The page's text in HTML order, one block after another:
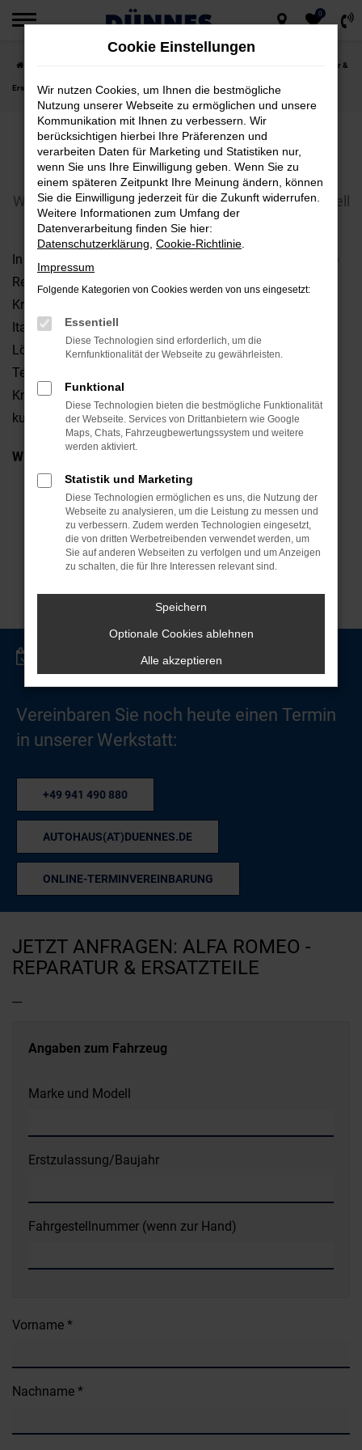
Zum
springen
0
Alfa Romeo - Reparatur &
Ersatzteile
ALFA ROMEO - REPARATUR &
ERSATZTEILE
Wir lassen Sie Schäden an Ihrem Alfa Romeo schnell
vergessen
In unserer modernen Werkstatt bieten wir für jede (Unfall-)
Reparatur kompetente Lösungen. Ob Verschleißteile,
Kratzer im Lack oder auch große Unfallschäden – wir bei
Italia Automobile Dünnes haben für alles die passende
Lösung. Unser Service für Karosserie, Innenraum und
Technik zeichnet sich durch geschulte Mechaniker mit
Know-how, Original Ersatzteile von hoher Markenqualität,
kurzfristige Termine und eine zügige Reparatur aus.
Wir bieten Ihnen:
geschulte Mechaniker mit Alfa Romeo Know-How
Ersatzteile in Markenqualität
gutes Preis-Leistungs-Verhältnis
kurzfristige Termine
Terminvereinbarung
Vereinbaren Sie noch heute einen Termin
in unserer Werkstatt:
+49 941 490 880
AUTOHAUS(AT)DUENNES.DE
ONLINE-TERMINVEREINBARUNG
JETZT ANFRAGEN: ALFA ROMEO -
REPARATUR & ERSATZTEILE
---
Angaben zum Fahrzeug
Marke und Modell
Erstzulassung/Baujahr
Fahrgestellnummer (wenn zur Hand)
Vorname *
Nachname *
Cookie Einstellungen
Wir nutzen Cookies, um Ihnen die bestmögliche
Nutzung unserer Webseite zu ermöglichen und unsere
Kommunikation mit Ihnen zu verbessern. Wir
berücksichtigen hierbei Ihre Präferenzen und
verarbeiten Daten für Marketing und Statistiken nur,
wenn Sie uns Ihre Einwilligung geben. Wenn Sie zu
einem späteren Zeitpunkt Ihre Meinung ändern, können
Sie die Einwilligung jederzeit für die Zukunft widerrufen.
Weitere Informationen zum Umfang der
Datenverarbeitung finden Sie hier:
Datenschutzerklärung Cookie-Richtlinie
Impressum
Folgende Kategorien von Cookies werden von uns eingesetzt:
Essentiell
Diese Technologien sind erforderlich, um die
Kernfunktionalität der Webseite zu gewährleisten.
Funktional
Diese Technologien bieten die bestmögliche Funktionalität
der Webseite. Services von Drittanbietern wie Google
Maps, Chats, Fahrzeugbewertungssystem und weitere
werden aktiviert.
Statistik und Marketing
Diese Technologien ermöglichen es uns, die Nutzung der
Webseite zu analysieren, um die Leistung zu messen und
zu verbessern. Zudem werden Technologien eingesetzt,
die von dritten Werbetreibenden verwendet werden, um
Sie auf anderen Webseiten zu verfolgen und um Anzeigen
zu schalten, die für Ihre Interessen relevant sind.
Speichern
Optionale Cookies ablehnen
Alle akzeptieren